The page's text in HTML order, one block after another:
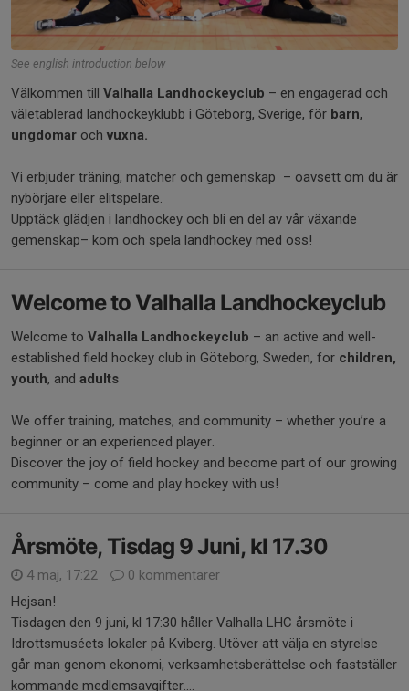
See english introduction below
Välkommen till Valhalla Landhockeyclub – en engagerad och
väletablerad landhockeyklubb i Göteborg, Sverige, för barn,
ungdomar och vuxna.
Vi erbjuder träning, matcher och gemenskap – oavsett om du är
nybörjare eller elitspelare.
Upptäck glädjen i landhockey och bli en del av vår växande
gemenskap– kom och spela landhockey med oss!
Welcome to Valhalla Landhockeyclub
Welcome to Valhalla Landhockeyclub – an active and well-
established field hockey club in Göteborg, Sweden, for children,
youth, and adults
We offer training, matches, and community – whether you’re a
beginner or an experienced player.
Discover the joy of field hockey and become part of our growing
community – come and play hockey with us!
Årsmöte, Tisdag 9 Juni, kl 17.30
4 maj, 17:22
0 kommentarer
Hejsan!
Tisdagen den 9 juni, kl 17:30 håller Valhalla LHC årsmöte i
Idrottsmuséets lokaler på Kviberg. Utöver att välja en styrelse
går man genom ekonomi, verksamhetsberättelse och fastställer
kommande medlemsavgifter....